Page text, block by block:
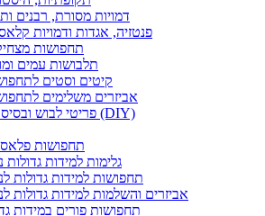
דמויות מסורת, רבנים
פנטזיה, אגדות ודמויות
תחפושות
תלבושות עמים
קיטים וסטים
אביזרים משלימים
פריטי לבוש ובסיס לתחפושות (DIY)
תחפושות פלאס
גלימות למידות גדולות
תחפושות למידות גדולות
אביזרים והשלמות למידות גדולות
תחפושות פורים במידות